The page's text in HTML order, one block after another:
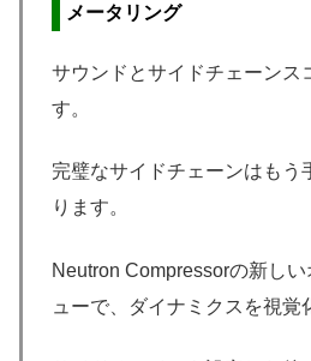
メータリング
サウンドとサイドチェーンス
す。
完璧なサイドチェーンはもう
ります。
Neutron Compressorの新し
ューで、ダイナミクスを視覚